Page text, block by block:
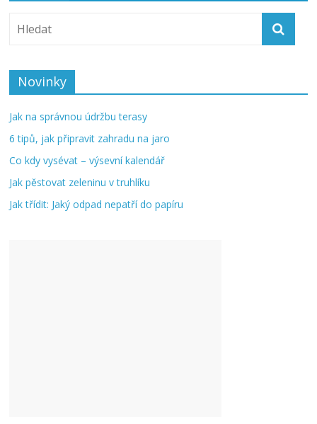
Novinky
Jak na správnou údržbu terasy
6 tipů, jak připravit zahradu na jaro
Co kdy vysévat – výsevní kalendář
Jak pěstovat zeleninu v truhlíku
Jak třídit: Jaký odpad nepatří do papíru